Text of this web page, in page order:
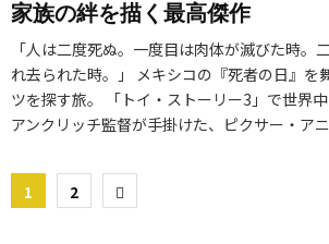
家族の絆を描く最高傑作
「人は二度死ぬ。一度目は肉体が滅びた時。
れ去られた時。」 メキシコの『死者の日』を
ツを探す旅。 「トイ・ストーリー3」で世界
アンクリッチ監督が手掛けた、ピクサー・ア
投
1 2